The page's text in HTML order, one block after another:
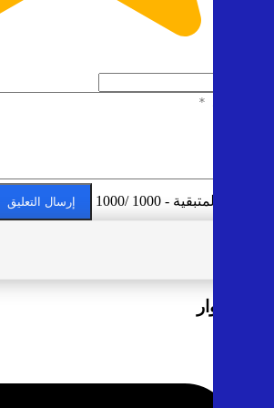
الأحرف المتبقية - 1000 /1000 إرسال التعليق
آراء الزوار